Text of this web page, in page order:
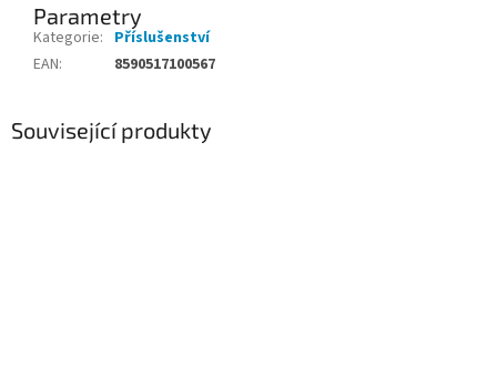
Parametry
Kategorie: Příslušenství
EAN: 8590517100567
Související produkty